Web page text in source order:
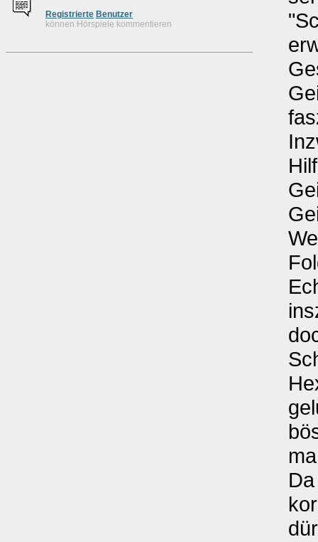
Registrierte Benutzer
können Hörspiele kommentieren